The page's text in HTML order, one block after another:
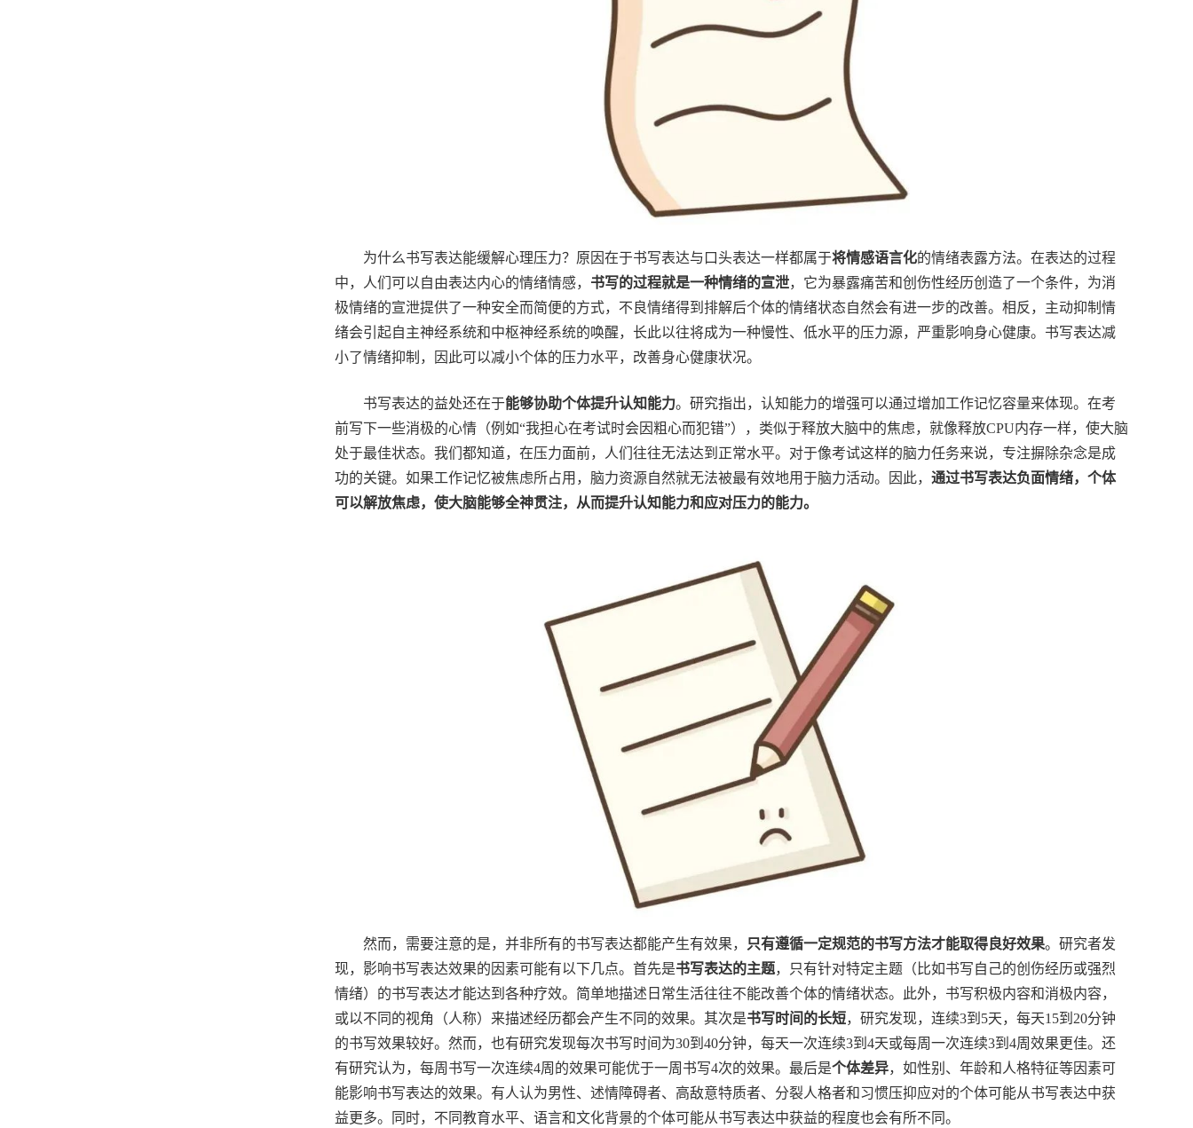
为什么书写表达能缓解心理压力？原因在于书写表达与口头表达一样都属于将情感语言化的情绪表露方法。在表达的过程
中，人们可以自由表达内心的情绪情感， 书写的过程就是一种情绪的宣泄，它为暴露痛苦和创伤性经历创造了一个条件，为消
极情绪的宣泄提供了一种安全而简便的方式，不良情绪得到排解后个体的情绪状态自然会有进一步的改善。相反，主动抑制情
绪会引起自主神经系统和中枢神经系统的唤醒，长此以往将成为一种慢性、低水平的压力源，严重影响身心健康。书写表达减
小了情绪抑制，因此可以减小个体的压力水平，改善身心健康状况。
书写表达的益处还在于能够协助个体提升认知能力。研究指出，认知能力的增强可以通过增加工作记忆容量来体现。在考
前写下一些消极的心情（例如“我担心在考试时会因粗心而犯错”），类似于释放大脑中的焦虑，就像释放CPU内存一样，使大脑
处于最佳状态。我们都知道，在压力面前，人们往往无法达到正常水平。对于像考试这样的脑力任务来说，专注摒除杂念是成
功的关键。如果工作记忆被焦虑所占用，脑力资源自然就无法被最有效地用于脑力活动。因此， 通过书写表达负面情绪，个体
可以解放焦虑，使大脑能够全神贯注，从而提升认知能力和应对压力的能力。
然而，需要注意的是，并非所有的书写表达都能产生有效果， 只有遵循一定规范的书写方法才能取得良好效果。研究者发
现，影响书写表达效果的因素可能有以下几点。首先是书写表达的主题，只有针对特定主题（比如书写自己的创伤经历或强烈
情绪）的书写表达才能达到各种疗效。简单地描述日常生活往往不能改善个体的情绪状态。此外，书写积极内容和消极内容，
或以不同的视角（人称）来描述经历都会产生不同的效果。其次是书写时间的长短，研究发现，连续3到5天，每天15到20分钟
的书写效果较好。然而，也有研究发现每次书写时间为30到40分钟，每天一次连续3到4天或每周一次连续3到4周效果更佳。还
有研究认为，每周书写一次连续4周的效果可能优于一周书写4次的效果。最后是个体差异，如性别、年龄和人格特征等因素可
能影响书写表达的效果。有人认为男性、述情障碍者、高敌意特质者、分裂人格者和习惯压抑应对的个体可能从书写表达中获
益更多。同时，不同教育水平、语言和文化背景的个体可能从书写表达中获益的程度也会有所不同。